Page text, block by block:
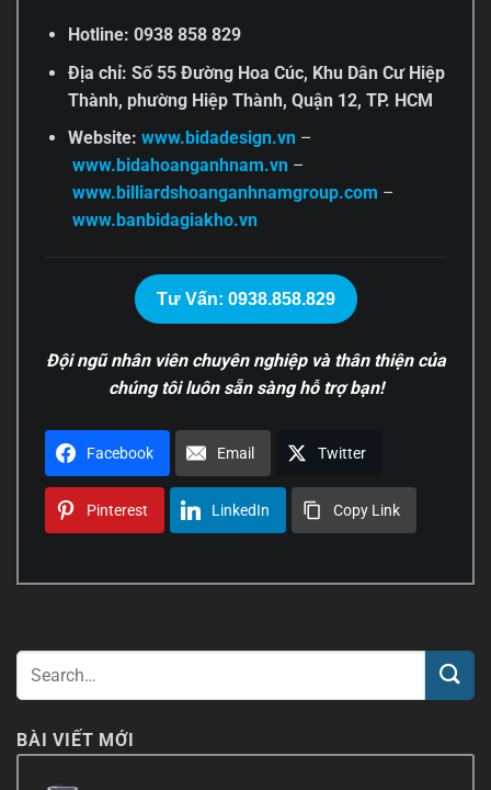
BÀI VIẾT MỚI
Hotline: 0938 858 829
Địa chỉ: Số 55 Đường Hoa Cúc, Khu Dân Cư Hiệp
Thành, phường Hiệp Thành, Quận 12, TP. HCM
Website: www.bidadesign.vn –
www.bidahoanganhnam.vn–
www.billiardshoanganhnamgroup.com –
www.banbidagiakho.vn
Tư Vấn: 0938.858.829
Đội ngũ nhân viên chuyên nghiệp và thân thiện của
chúng tôi luôn sẵn sàng hỗ trợ bạn!
Facebook Email Twitter
Pinterest LinkedIn Copy Link